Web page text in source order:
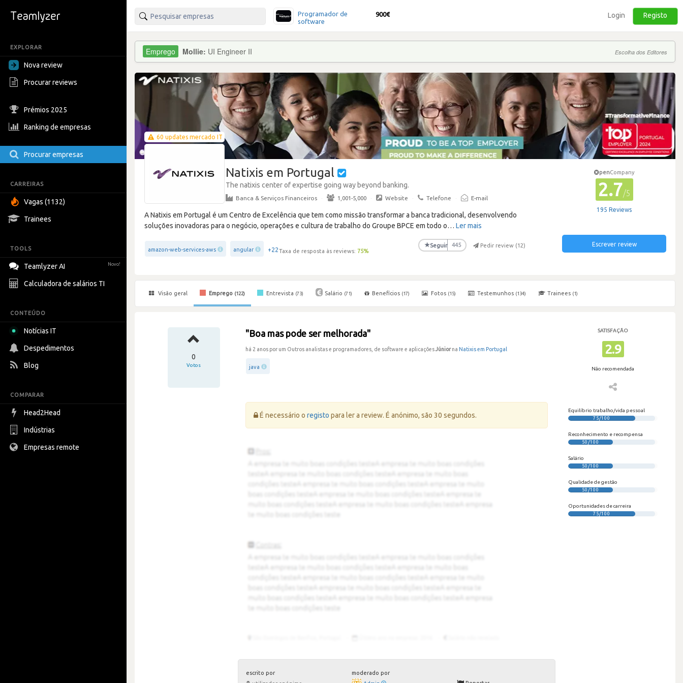
EXPLORAR
Nova review
Procurar reviews
Prémios 2025
Ranking de empresas
Procurar empresas
CARREIRAS
Vagas (1132)
Trainees
TOOLS
Teamlyzer AI Novo!
Calculadora de salários TI
CONTEÚDO
Notícias IT
Despedimentos
Blog
COMPARAR
Head2Head
Indústrias
Empresas remote
Programador de
software
900€ Login Registo
Mollie: UI Engineer II Escolha dos Editores
60 updates mercado IT
Natixis em Portugal
The natixis center of expertise going way beyond banking.
Banca & Serviços Financeiros · 1,001-5,000 · Website · Telefone · E-mail
A Natixis em Portugal é um Centro de Excelência que tem como missão transformar a banca tradicional, desenvolvendo
soluções inovadoras para o negócio, operações e cultura de trabalho do Groupe BPCE em todo o… Ler mais
amazon-web-services-aws angular +22Taxa de resposta às reviews: 75%
★Seguir 445 Pedir review (12)
penCompany
2.7/5
195 Reviews
Escrever review
Visão geral Emprego (122) Entrevista (73) Salário (71) Benefícios (17) Fotos (15) Testemunhos (134) Trainees (1)
0
Votos
"Boa mas pode ser melhorada"
há 2 anos por um Outros analistas e programadores, de software e aplicaçõesJúniorna Natixis em Portugal
java
SATISFAÇÃO
2.9
Não recomendada
Erro:
É necessário oregisto para ler a review. É anónimo, são 30 segundos.
Equilíbrio trabalho/vida pessoal
75/100
Reconhecimento e recompensa
50/100
Salário
50/100
Qualidade de gestão
50/100
Oportunidades de carreira
75/100
escrito por
moderado por